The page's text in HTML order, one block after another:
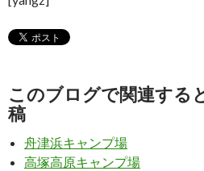
このブログで関連する
稿
舟津浜キャンプ場
高塚高原キャンプ場